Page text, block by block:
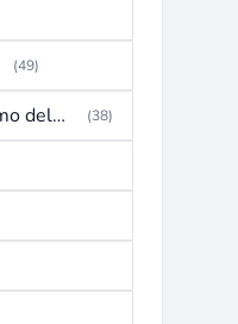
(49)
Domotica y Automatismo del hogar (38)